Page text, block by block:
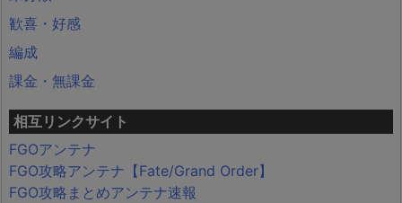
歓喜・好感
編成
課金・無課金
相互リンクサイト
FGOアンテナ
FGO攻略アンテナ【Fate/Grand Order】
FGO攻略まとめアンテナ速報